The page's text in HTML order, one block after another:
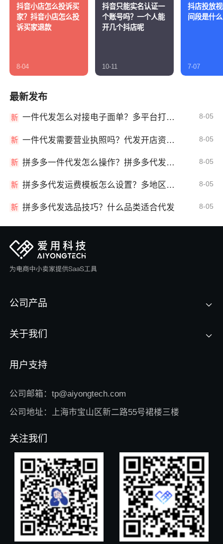
抖音小店怎么投诉买
家？抖音小店怎么投
诉买家退款
8-04
抖音只能实名认证一
个账号吗？一个人能
开几个抖店呢
10-11
抖店投放
间段是什
7-07
最新发布
新 一件代发怎么对接电子面单？多平台打单发货教程 8-05
新 一件代发需要营业执照吗？代发开店资质详解 8-05
新 拼多多一件代发怎么操作？拼多多代发全流程 8-05
新 拼多多代发运费模板怎么设置？多地区运费 8-05
新 拼多多代发选品技巧？什么品类适合代发 8-05
公司产品
关于我们
用户支持
公司邮箱：tp@aiyongtech.com
公司地址：上海市宝山区新二路55号裙楼三楼
关注我们